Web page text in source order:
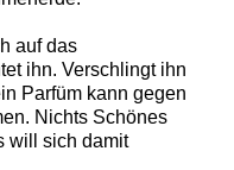
auf das
ihn. Verschlingt ihn
Parfüm kann gegen
Nichts Schönes
will sich damit